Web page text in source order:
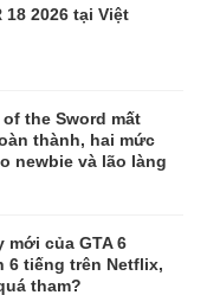
18 2026 tại Việt
the Sword mất
thành, hai mức
newbie và lão làng
mới của GTA 6
6 tiếng trên Netflix,
tham?